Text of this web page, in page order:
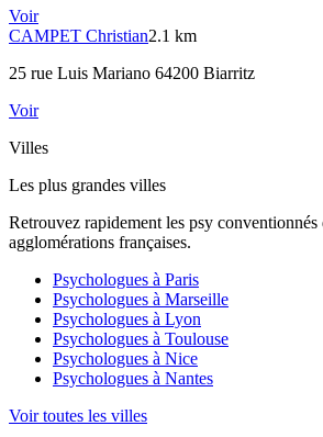
Voir
CAMPET Christian2.1 km
25 rue Luis Mariano 64200 Biarritz
Voir
Villes
Les plus grandes villes
Retrouvez rapidement les psy conventionnés
agglomérations françaises.
Psychologues à Paris
Psychologues à Marseille
Psychologues à Lyon
Psychologues à Toulouse
Psychologues à Nice
Psychologues à Nantes
Voir toutes les villes